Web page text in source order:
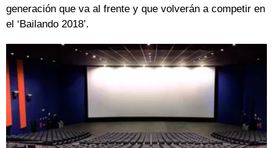
generación que va al frente y que volverán a competir en
el ‘Bailando 2018’.